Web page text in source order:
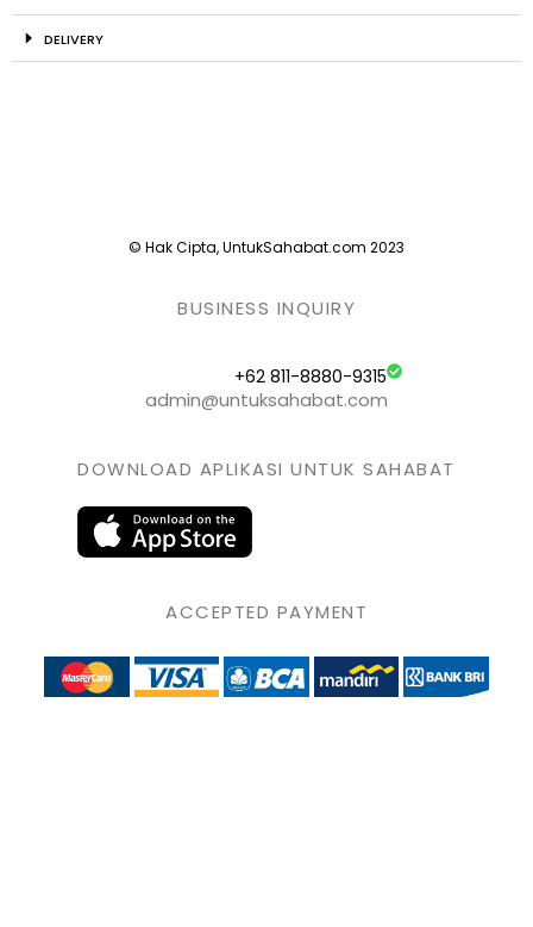
DELIVERY
© Hak Cipta, UntukSahabat.com 2023
BUSINESS INQUIRY
+62 811-8880-9315
admin@untuksahabat.com
DOWNLOAD APLIKASI UNTUK SAHABAT
ACCEPTED PAYMENT